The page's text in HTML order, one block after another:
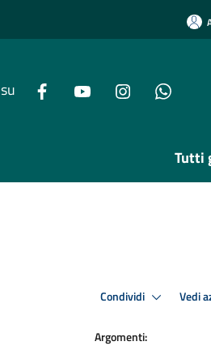
Tutti
Condividi Vedi
Argomenti: